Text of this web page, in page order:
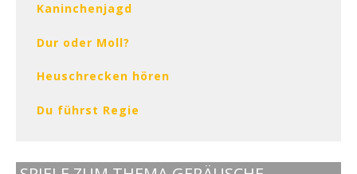
Kaninchenjagd
Dur oder Moll?
Heuschrecken hören
Du führst Regie